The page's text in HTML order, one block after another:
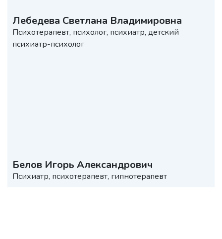
Лебедева Светлана Владимировна
Психотерапевт, психолог, психиатр, детский
психиатр-психолог
Белов Игорь Александрович
Психиатр, психотерапевт, гипнотерапевт